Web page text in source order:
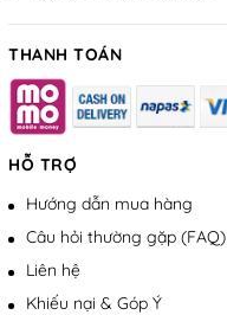
THANH TOÁN
HỖ TRỢ
Hướng dẫn mua hàng
Câu hỏi thường gặp (FAQ)
Liên hệ
Khiếu nại & Góp Ý